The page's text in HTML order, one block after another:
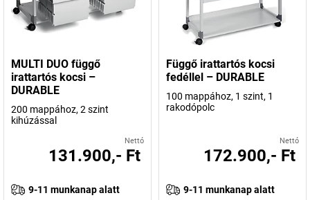
MULTI DUO függő
irattartós kocsi –
DURABLE
200 mappához, 2 szint
kihúzással
Nettó
131.900,- Ft
9-11 munkanap alatt
Függő irattartós kocsi
fedéllel – DURABLE
100 mappához, 1 szint, 1
rakodópolc
Nettó
172.900,- Ft
9-11 munkanap alatt